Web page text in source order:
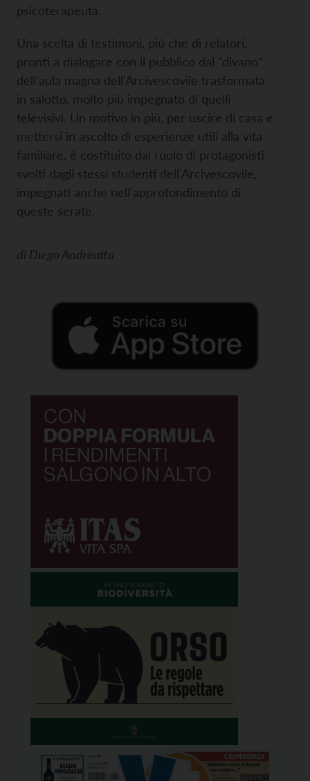
psicoterapeuta.
Una scelta di testimoni, più che di relatori,
pronti a dialogare con il pubblico dal “divano”
dell'aula magna dell'Arcivescovile trasformata
in salotto, molto più impegnato di quelli
televisivi. Un motivo in più, per uscire di casa e
mettersi in ascolto di esperienze utili alla vita
familiare, è costituito dal ruolo di protagonisti
svolti dagli stessi studenti dell'Arcivescovile,
impegnati anche nell'approfondimento di
queste serate.
di Diego Andreatta